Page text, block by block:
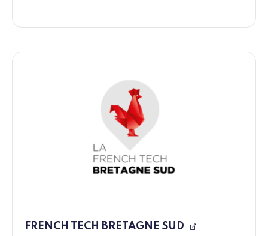
FRENCH TECH BRETAGNE SUD